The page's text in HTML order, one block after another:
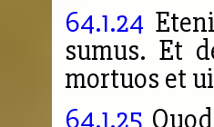
64.1.24
sumus. Et
mortuos et